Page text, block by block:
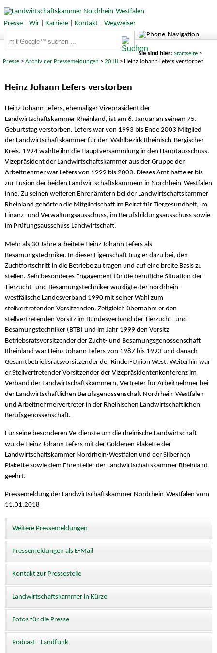
Presse| Wir| Karriere| Kontakt| Wegweiser
Sie sind hier: Startseite>
Presse >Archiv der Pressemeldungen > 2018 > Heinz Johann Lefers verstorben
Heinz Johann Lefers verstorben
Heinz Johann Lefers, ehemaliger Vizepräsident der
Landwirtschaftskammer Rheinland, ist am 6. Januar an seinem 75.
Geburtstag verstorben. Lefers war von 1993 bis Ende 2003 Mitglied
der Landwirtschaftskammer für den Wahlbezirk Rheinisch-Bergischer
Kreis. 1994 wählte ihn die Hauptversammlung in den Hauptausschuss.
Vizepräsident der Landwirtschaftskammer aus der Gruppe der
Arbeitnehmer war Lefers von 1999 bis 2003. Dieses Amt hatte er bis
zur Fusion der beiden Landwirtschaftskammern in Nordrhein-Westfalen
inne. Zu seinen weiteren Ehrenämtern bei der Landwirtschaftskammer
Rheinland gehörten die Mitgliedschaft im Beirat für Tiergesundheit, im
Finanz- und Verwaltungsausschuss, im Berufsbildungsausschuss sowie
im Prüfungsausschuss Landwirtschaft.
Mehr als 30 Jahre arbeitete Heinz Johann Lefers als
Besamungstechniker. In dieser Eigenschaft trug er dazu bei, den
Zuchtfortschritt in die Betriebe zu tragen und auf eine breite Basis zu
stellen. Sein besonderes Engagement für die berufliche Situation der
Tierzucht- und Besamungstechniker würdigte der nordrhein-
westfälische Landesverband 1990 mit seiner Wahl zum
stellvertretenden Vorsitzenden. Zeitgleich übernahm er den
stellvertretenden Vorsitz im Bundesverband der Tierzucht- und
Besamungstechniker (BTB) und im Jahr 1999 den Vorsitz.
Betriebsratsvorsitzender der Zucht- und Besamungsgenossenschaft
Rheinland war Heinz Johann Lefers von 1987 bis 1993 und danach
Gesamtbetriebsratsvorsitzender der Rinder-Union West. Weiterhin war
er Stellvertretender Vorsitzender der Vizepräsidentenkonferenz im
Verband der Landwirtschaftskammern, Vertreter für Arbeitnehmer bei
der Landwirtschaftlichen Berufsgenossenschaft Nordrhein-Westfalen
und Arbeitnehmervertreter in der Rheinischen Landwirtschaftlichen
Berufsgenossenschaft.
Für seine besonderen Verdienste um die rheinische Landwirtschaft
wurde Heinz Johann Lefers mit der Goldenen Plakette der
Landwirtschaftskammer Nordrhein-Westfalen und der Silbernen
Plakette sowie dem Ehrenteller der Landwirtschaftskammer Rheinland
geehrt.
Pressemeldung der Landwirtschaftskammer Nordrhein-Westfalen vom
11.01.2018
Weitere Pressemeldungen
Pressemeldungen als E-Mail
Kontakt zur Pressestelle
Landwirtschaftskammer in Kürze
Fotos für die Presse
Podcast - Landfunk